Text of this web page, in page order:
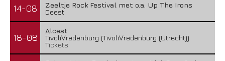
14-08
Zeeltje Rock Festival met o.a. Up The Irons
Deest
18-08
Alcest
TivoliVredenburg (TivoliVredenburg (Utrecht))
Tickets